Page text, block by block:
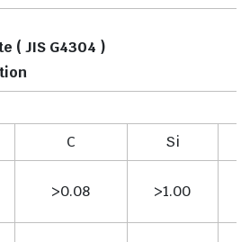
( JIS G4304 )
C Si
>0.08 >1.00